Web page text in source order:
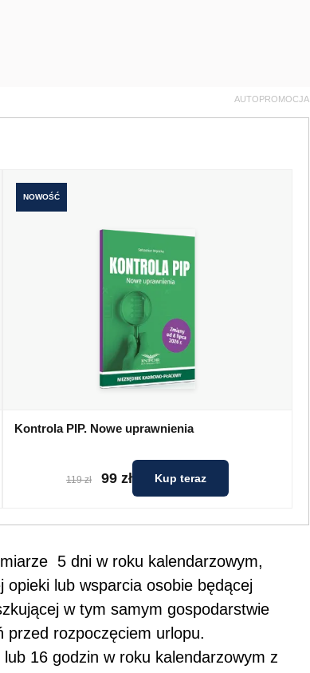
AUTOPROMOCJA
NOWOŚĆ
Kontrola PIP. Nowe uprawnienia
119 zł 99 zł Kup teraz
5 dni w roku kalendarzowym,
opieki lub wsparcia osobie będącej
w tym samym gospodarstwie
przed rozpoczęciem urlopu.
16 godzin w roku kalendarzowym z